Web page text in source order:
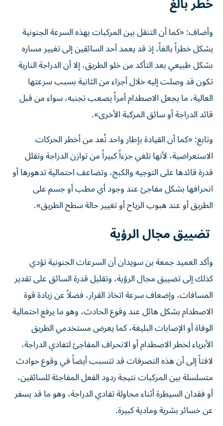
وأضاف: «كما أن التنقل بين المركبات بهذه السرعة الجنونية
يشكل خطراً بالغاً، إذ قد يعمد أحد السائقين إلى تغيير مساره
بشكل طبيعي بعد التأكد من خلو الطريق، إلا أن الدراجة النارية
تكون قد وصلت إليه خلال أجزاء من الثانية بسبب سرعتها
العالية، ما يجعل الاصطدام أمراً يصعب تجنبه، سواء من قبل
قائد الدراجة أو سائق المركبة الأخرى».
وتابع: «كما أن القيادة بإطار واحد تُعد من أخطر الحركات
الاستعراضية، لأنها تلغي جزءاً كبيراً من توازن الدراجة وتقلل
قدرة قائدها على التوجيه والكبح، وتضاعف احتمالية تدهورها أو
انحرافها بشكل مفاجئ عند وجود أي مطب أو جسم على
الطريق أو عند هبوب الرياح أو تغيير حالة سطح الطريق».
تضييق مجال الرؤية
وأكد العميد جمعة بن سويدان أن السرعات الجنونية تؤدي
كذلك إلى تضييق مجال الرؤية، وتقليل قدرة السائق على تقدير
المسافات، وإضعاف سرعة اتخاذ القرار، فضلاً عن زيادة قوة
الاصطدام بشكل هائل عند وقوع الحادث، وهو ما يرفع احتمالية
الوفاة أو الإصابات البليغة، كما يعرض مستخدمي الطريق
الأبرياء لخطر الاصطدام أو الانحراف المفاجئ لتفادي الدراجة،
لافتاً إلى أن هذه التصرفات قد تتسبب أيضاً في وقوع حوادث
متسلسلة بين المركبات نتيجة ردود الفعل المفاجئة للسائقين،
أو فقدان السيطرة أثناء محاولة تفادي الدراجة، وهو ما قد يسفر
عن خسائر بشرية ومادية كبيرة.